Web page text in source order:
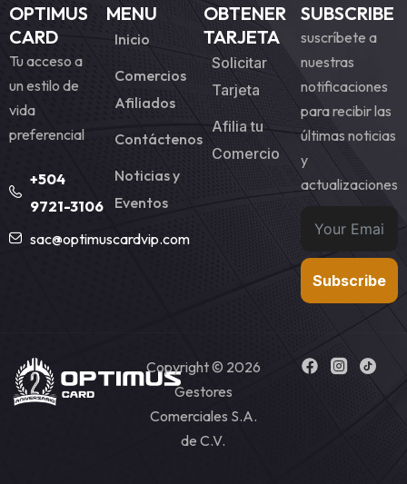
OPTIMUS
CARD
Tu acceso a
un estilo de
vida
preferencial
+504
9721-3106
sac@optimuscardvip.com
MENU
Inicio
Comercios
Afiliados
Contáctenos
Noticias y
Eventos
OBTENER
TARJETA
Solicitar
Tarjeta
Afilia tu
Comercio
SUBSCRIBE
suscríbete a
nuestras
notificaciones
para recibir las
últimas noticias
y
actualizaciones
Subscribe
Copyright © 2026
Gestores
Comerciales S.A.
de C.V.